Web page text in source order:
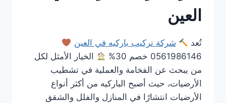
العين
تُعد
شركة تركيب باركيه في العين
0561986146 خصم 30%
الخيار الأمثل لكل
من يبحث عن الفخامة والعملية في تشطيب
الأرضيات، حيث أصبح الباركيه من أكثر أنواع
الأرضيات انتشارًا في المنازل والفلل والشقق